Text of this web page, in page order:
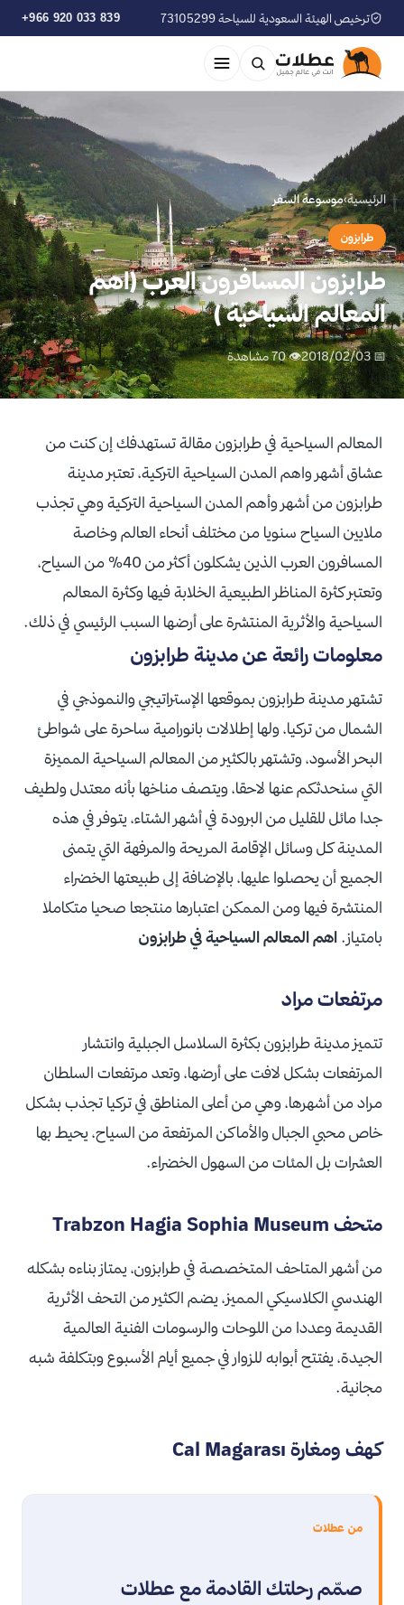
ترخيص الهيئة السعودية للسياحة 73105299 +966 920 033 839
الرئيسية›موسوعة السفر
طرابزون
طرابزون المسافرون العرب (اهم
المعالم السياحية )
📅 2018/02/03 👁 70 مشاهدة
المعالم السياحية في طرابزون مقالة تستهدفك إن كنت من
عشاق أشهر واهم المدن السياحية التركية، تعتبر مدينة
طرابزون من أشهر وأهم المدن السياحية التركية وهي تجذب
ملايين السياح سنويا من مختلف أنحاء العالم وخاصة
المسافرون العرب الذين يشكلون أكثر من 40% من السياح،
وتعتبر كثرة المناظر الطبيعية الخلابة فيها وكثرة المعالم
السياحية والأثرية المنتشرة على أرضها السبب الرئيسي في ذلك.
معلومات رائعة عن مدينة طرابزون
تشتهر مدينة طرابزون بموقعها الإستراتيجي والنموذجي في
الشمال من تركيا، ولها إطلالات بانورامية ساحرة على شواطئ
البحر الأسود، وتشتهر بالكثير من المعالم السياحية المميزة
التي سنحدثكم عنها لاحقا، ويتصف مناخها بأنه معتدل ولطيف
جدا مائل للقليل من البرودة في أشهر الشتاء، يتوفر في هذه
المدينة كل وسائل الإقامة المريحة والمرفهة التي يتمنى
الجميع أن يحصلوا عليها، بالإضافة إلى طبيعتها الخضراء
المنتشرة فيها ومن الممكن اعتبارها منتجعا صحيا متكاملا
بامتياز. اهم المعالم السياحية في طرابزون
مرتفعات مراد
تتميز مدينة طرابزون بكثرة السلاسل الجبلية وانتشار
المرتفعات بشكل لافت على أرضها، وتعد مرتفعات السلطان
مراد من أشهرها، وهي من أعلى المناطق في تركيا تجذب بشكل
خاص محبي الجبال والأماكن المرتفعة من السياح، يحيط بها
العشرات بل المئات من السهول الخضراء.
متحف Trabzon Hagia Sophia Museum
من أشهر المتاحف المتخصصة في طرابزون، يمتاز بناءه بشكله
الهندسي الكلاسيكي المميز، يضم الكثير من التحف الأثرية
القديمة وعددا من اللوحات والرسومات الفنية العالمية
الجيدة، يفتتح أبوابه للزوار في جميع أيام الأسبوع وبتكلفة شبه
مجانية.
كهف ومغارة Cal Magarası
من عطلات
صمّم رحلتك القادمة مع عطلات